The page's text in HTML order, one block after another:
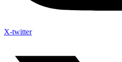
X-twitter